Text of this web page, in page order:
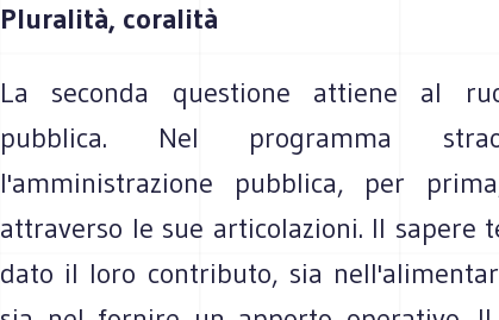
Pluralità, coralità
La seconda questione attiene al
pubblica. Nel programma
l'amministrazione pubblica, per
attraverso le sue articolazioni. Il sapere
dato il loro contributo, sia